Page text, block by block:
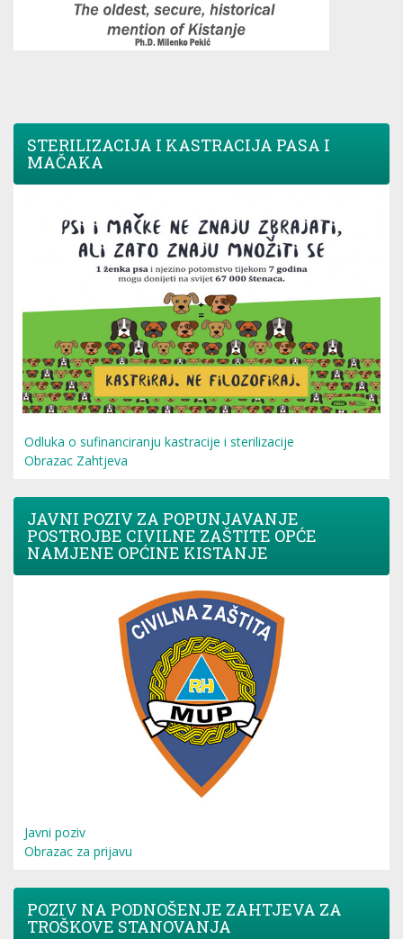
STERILIZACIJA I KASTRACIJA PASA I
MAČAKA
Odluka o sufinanciranju kastracije i sterilizacije
Obrazac Zahtjeva
JAVNI POZIV ZA POPUNJAVANJE
POSTROJBE CIVILNE ZAŠTITE OPĆE
NAMJENE OPĆINE KISTANJE
Javni poziv
Obrazac za prijavu
POZIV NA PODNOŠENJE ZAHTJEVA ZA
TROŠKOVE STANOVANJA